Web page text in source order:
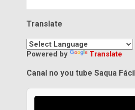
Translate
Powered by Translate
Canal no you tube Saqua